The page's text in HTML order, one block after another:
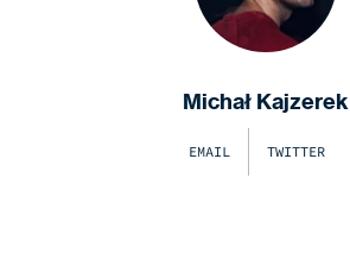
Michał Kajzerek
EMAIL TWITTER